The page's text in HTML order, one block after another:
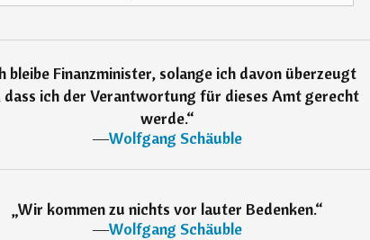
bleibe Finanzminister, solange ich davon überzeugt
dass ich der Verantwortung für dieses Amt gerecht
werde.“
―Wolfgang Schäuble
„Wir kommen zu nichts vor lauter Bedenken.“
―Wolfgang Schäuble